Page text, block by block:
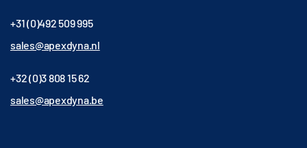
+31 (0)492 509 995
sales@apexdyna.nl
+32 (0)3 808 15 62
sales@apexdyna.be